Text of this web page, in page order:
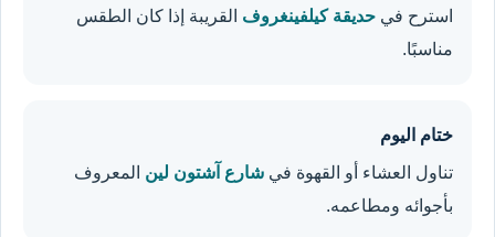
استرح في حديقة كيلفينغروف القريبة إذا كان الطقس
مناسبًا.
ختام اليوم
تناول العشاء أو القهوة في شارع آشتون لين المعروف
بأجوائه ومطاعمه.